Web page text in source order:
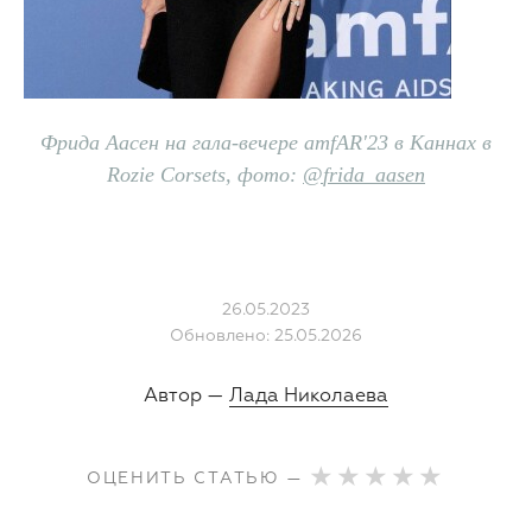
Фрида Аасен на гала-вечере amfAR'23 в Каннах в
Rozie Corsets, фото: @frida_aasen
26.05.2023
Обновлено: 25.05.2026
Автор — Лада Николаева
ОЦЕНИТЬ СТАТЬЮ —